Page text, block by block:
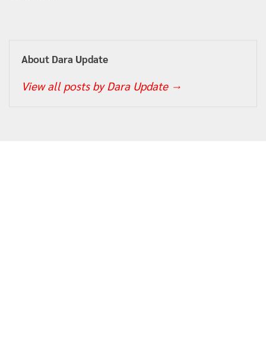
About Dara Update
View all posts by Dara Update →